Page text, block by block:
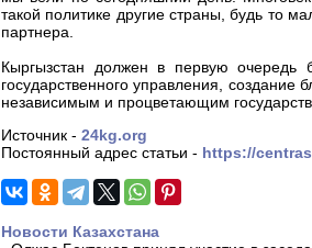
такой политике другие страны, будь то
партнера.
Кыргызстан должен в первую очередь
государственного управления, создание
независимым и процветающим
Источник - 24kg.org
Постоянный адрес статьи - https://
Новости Казахстана